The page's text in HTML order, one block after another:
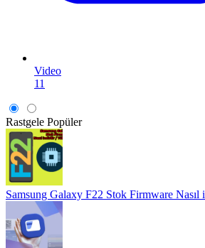
Video
11
Rastgele Popüler
Samsung Galaxy F22 Stok Firmware